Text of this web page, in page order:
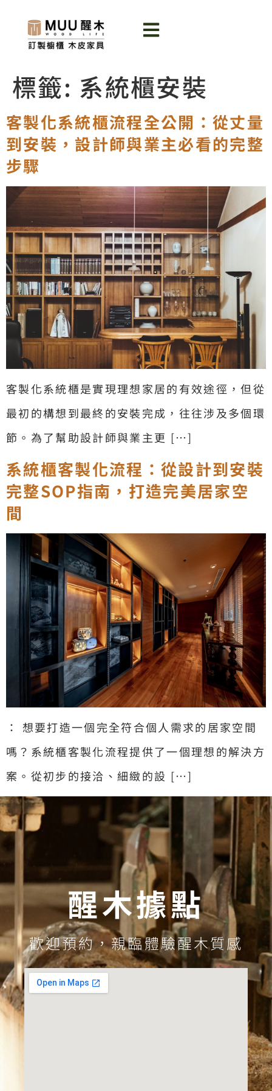
標籤: 系統櫃安裝
客製化系統櫃流程全公開：從丈量
到安裝，設計師與業主必看的完整
步驟
客製化系統櫃是實現理想家居的有效途徑，但從
最初的構想到最終的安裝完成，往往涉及多個環
節。為了幫助設計師與業主更 […]
系統櫃客製化流程：從設計到安裝
完整SOP指南，打造完美居家空
間
： 想要打造一個完全符合個人需求的居家空間
嗎？系統櫃客製化流程提供了一個理想的解決方
案。從初步的接洽、細緻的設 […]
醒木據點
歡迎預約，親臨體驗醒木質感